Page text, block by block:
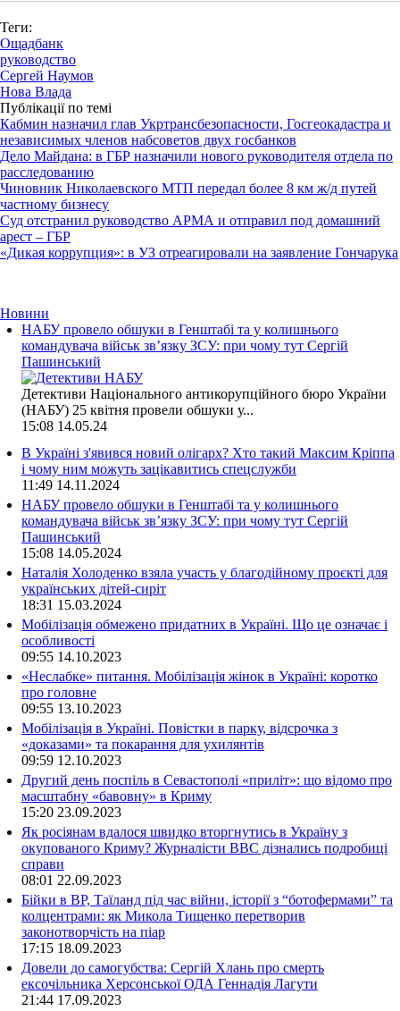
Теги:
Ощадбанк
руководство
Сергей Наумов
Нова Влада
Публікації по темі
Кабмин назначил глав Укртрансбезопасности, Госгеокадастра и
независимых членов набсоветов двух госбанков
Дело Майдана: в ГБР назначили нового руководителя отдела по
расследованию
Чиновник Николаевского МТП передал более 8 км ж/д путей
частному бизнесу
Суд отстранил руководство АРМА и отправил под домашний
арест – ГБР
«Дикая коррупция»: в УЗ отреагировали на заявление Гончарука
Новини
НАБУ провело обшуки в Генштабі та у колишнього
командувача військ зв’язку ЗСУ: при чому тут Сергій
Пашинський
Детективи Національного антикорупційного бюро України
(НАБУ) 25 квітня провели обшуки у...
15:08 14.05.24
В Україні з'явився новий олігарх? Хто такий Максим Кріппа
і чому ним можуть зацікавитись спецслужби
11:49 14.11.2024
НАБУ провело обшуки в Генштабі та у колишнього
командувача військ зв’язку ЗСУ: при чому тут Сергій
Пашинський
15:08 14.05.2024
Наталія Холоденко взяла участь у благодійному проєкті для
українських дітей-сиріт
18:31 15.03.2024
Мобілізація обмежено придатних в Україні. Що це означає і
особливості
09:55 14.10.2023
«Неслабке» питання. Мобілізація жінок в Україні: коротко
про головне
09:55 13.10.2023
Мобілізація в Україні. Повістки в парку, відсрочка з
«доказами» та покарання для ухилянтів
09:59 12.10.2023
Другий день поспіль в Севастополі «приліт»: що відомо про
масштабну «бавовну» в Криму
15:20 23.09.2023
Як росіянам вдалося швидко вторгнутись в Україну з
окупованого Криму? Журналісти ВВС дізнались подробиці
справи
08:01 22.09.2023
Бійки в ВР, Таїланд під час війни, історії з “ботофермами” та
колцентрами: як Микола Тищенко перетворив
законотворчість на піар
17:15 18.09.2023
Довели до самогубства: Сергій Хлань про смерть
ексочільника Херсонської ОДА Геннадія Лагути
21:44 17.09.2023